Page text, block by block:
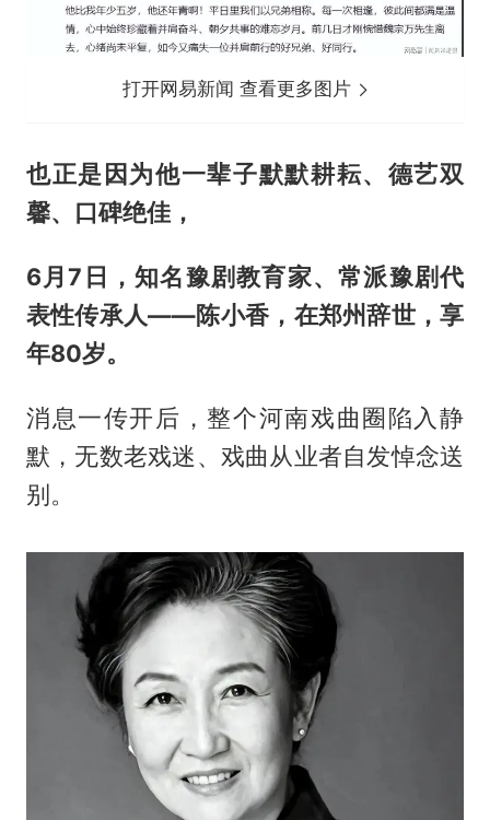
打开网易新闻 查看更多图片
也正是因为他一辈子默默耕耘、德艺双
馨、口碑绝佳，
6月7日，知名豫剧教育家、常派豫剧代
表性传承人——陈小香，在郑州辞世，享
年80岁。
消息一传开后，整个河南戏曲圈陷入静
默，无数老戏迷、戏曲从业者自发悼念送
别。